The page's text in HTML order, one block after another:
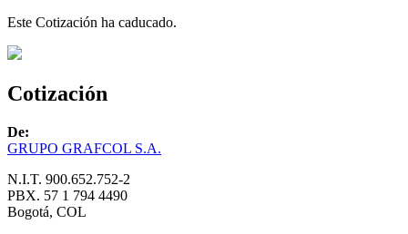
Este Cotización ha caducado.
Cotización
De:
GRUPO GRAFCOL S.A.
N.I.T. 900.652.752-2
PBX. 57 1 794 4490
Bogotá, COL